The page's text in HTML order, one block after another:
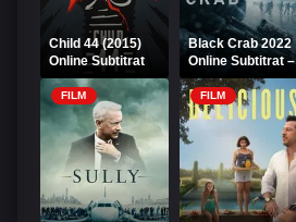
Child 44 (2015)
Online Subtitrat
Black Crab 2022
Online Subtitrat –
Crabul Negru
FILM FILM